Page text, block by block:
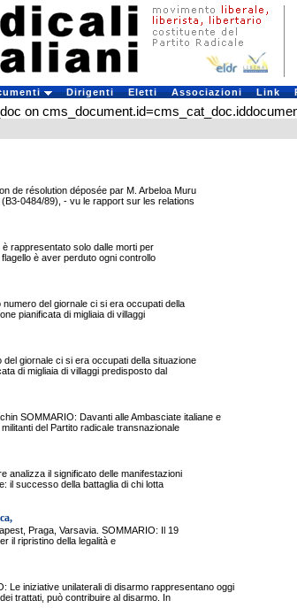
Dirigenti Eletti Associazioni Link
on
de résolution déposée par M. Arbeloa Muru
0484/89), - vu le rapport sur les relations
rappresentato solo dalle morti per
è aver perduto ogni controllo
del giornale ci si era occupati della
pianificata di migliaia di villaggi
giornale ci si era occupati della situazione
di migliaia di villaggi predisposto dal
SOMMARIO: Davanti alle Ambasciate italiane e
del Partito radicale transnazionale
analizza il significato delle manifestazioni
il successo della battaglia di chi lotta
Praga, Varsavia. SOMMARIO: Il 19
il ripristino della legalità e
Le iniziative unilaterali di disarmo rappresentano oggi
trattati, può contribuire al disarmo. In